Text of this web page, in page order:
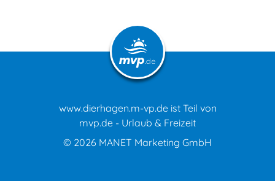
www.dierhagen.m-vp.de ist Teil von
mvp.de - Urlaub & Freizeit
© 2026 MANET Marketing GmbH